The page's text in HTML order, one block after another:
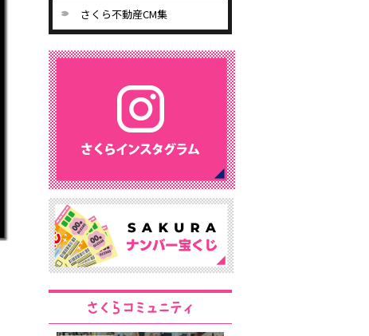
さくら不動産CM集